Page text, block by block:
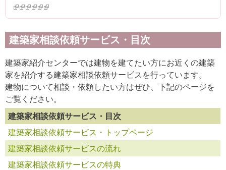
(link is external)
(link is external)
(link is external)
(link is external)
(link is external)
(link is external)
建築家相談依頼サービス・目次
建築家紹介センターでは建物を建てたい方にお近くの建築
家を紹介する建築家相談依頼サービスを行っています。
建物について相談・依頼したい方はぜひ、下記のページを
ご覧ください。
建築家相談依頼サービス・目次
建築家相談依頼サービス・トップページ
建築家相談依頼サービスの流れ
建築家相談依頼サービスの特典